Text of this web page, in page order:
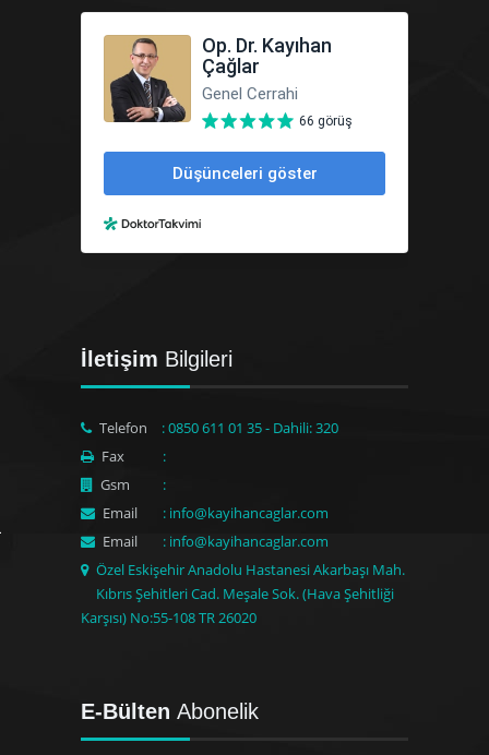
İletişim Bilgileri
Telefon
: 0850 611 01 35 - Dahili: 320
Fax
:
Gsm
:
Email
: info@kayihancaglar.com
Email
: info@kayihancaglar.com
Özel Eskişehir Anadolu Hastanesi Akarbaşı Mah.
Kıbrıs Şehitleri Cad. Meşale Sok. (Hava Şehitliği
Karşısı) No:55-108 TR 26020
E-Bülten Abonelik